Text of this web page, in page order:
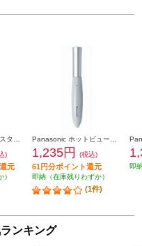
)
元
1,235円 (税込)
61円分ポイント還元
即納（在庫残りわずか）
(1件)
即
ンキング